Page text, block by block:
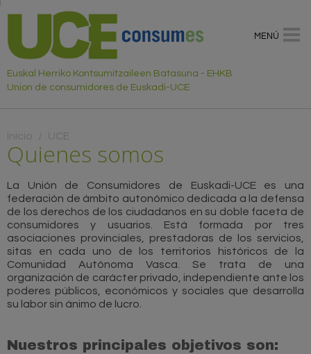
Euskal Herriko Kontsumitzaileen Batasuna - EHKB
Union de consumidores de Euskadi-UCE
Usted está aquí
Inicio UCE
Quienes somos
La Unión de Consumidores de Euskadi-UCE es una
federación de ámbito autonómico dedicada a la defensa
de los derechos de los ciudadanos en su doble faceta de
consumidores y usuarios. Está formada por tres
asociaciones provinciales, prestadoras de los servicios,
sitas en cada uno de los territorios históricos de la
Comunidad Autónoma Vasca. Se trata de una
organización de carácter privado, independiente ante los
poderes públicos, económicos y sociales que desarrolla
su labor sin ánimo de lucro.
Nuestros principales objetivos son:
MENÚ